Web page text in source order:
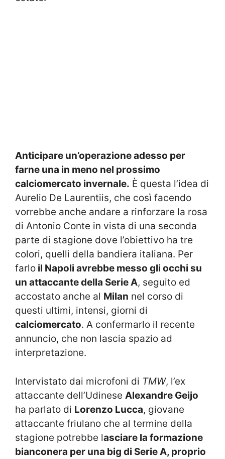
Anticipare un’operazione adesso per
farne una in meno nel prossimo
calciomercato invernale. È questa l’idea di
Aurelio De Laurentiis, che così facendo
vorrebbe anche andare a rinforzare la rosa
di Antonio Conte in vista di una seconda
parte di stagione dove l’obiettivo ha tre
colori, quelli della bandiera italiana. Per
farlo il Napoli avrebbe messo gli occhi su
un attaccante della Serie A, seguito ed
accostato anche al Milan nel corso di
questi ultimi, intensi, giorni di
calciomercato. A confermarlo il recente
annuncio, che non lascia spazio ad
interpretazione.
Intervistato dai microfoni di TMW, l’ex
attaccante dell’Udinese Alexandre Geijo
ha parlato di Lorenzo Lucca, giovane
attaccante friulano che al termine della
stagione potrebbe lasciare la formazione
bianconera per una big di Serie A, proprio